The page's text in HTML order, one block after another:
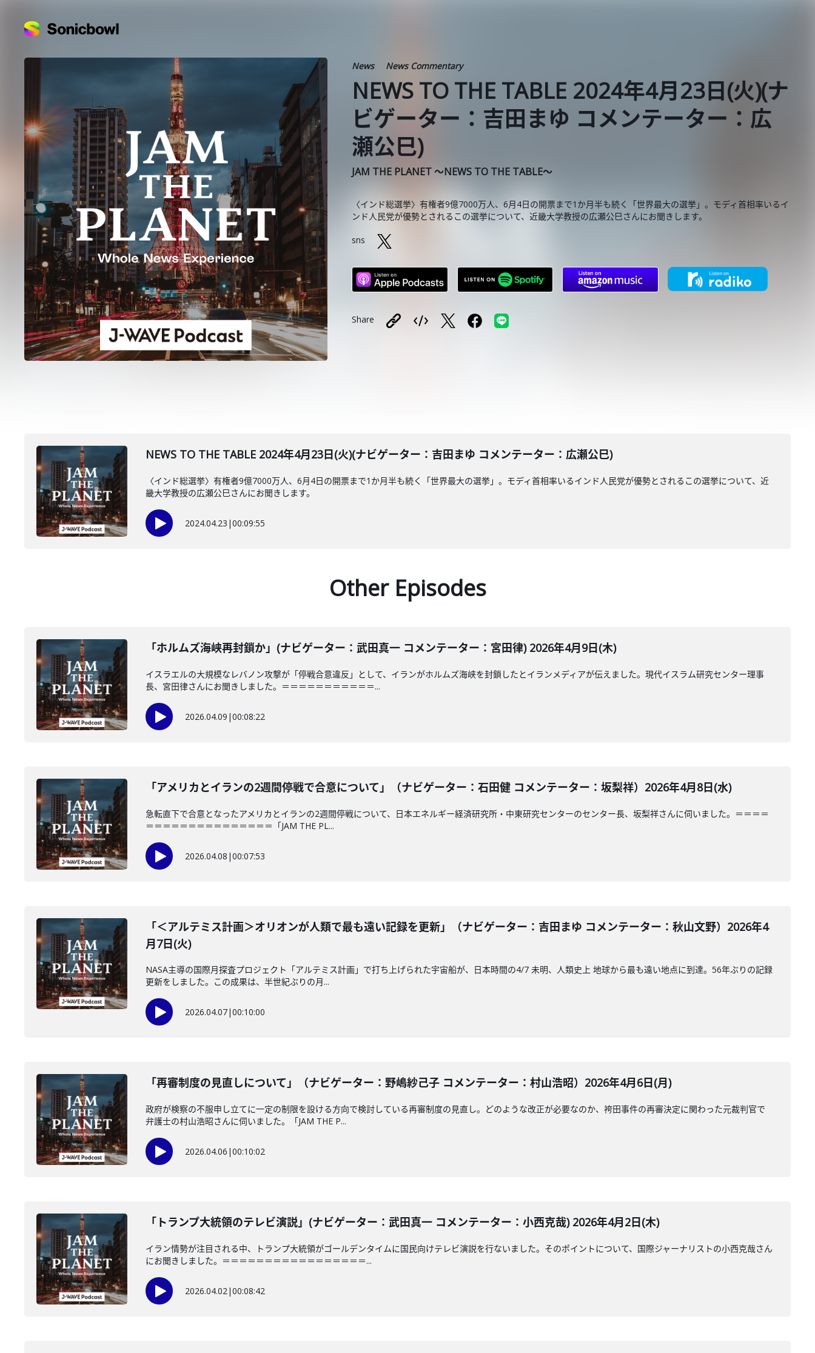
News News Commentary
NEWS TO THE TABLE 2024年4月23日(火)(ナ
ビゲーター：吉田まゆ コメンテーター：広
瀬公巳)
JAM THE PLANET ～NEWS TO THE TABLE～
〈インド総選挙〉有権者9億7000万人、6月4日の開票まで1か月半も続く「世界最大の選挙」。モディ首相率いるイ
ンド人民党が優勢とされるこの選挙について、近畿大学教授の広瀬公巳さんにお聞きします。
sns
Share
NEWS TO THE TABLE 2024年4月23日(火)(ナビゲーター：吉田まゆ コメンテーター：広瀬公巳)
〈インド総選挙〉有権者9億7000万人、6月4日の開票まで1か月半も続く「世界最大の選挙」。モディ首相率いるインド人民党が優勢とされるこの選挙について、近
畿大学教授の広瀬公巳さんにお聞きします。
2024.04.23 |00:09:55
Other Episodes
「ホルムズ海峡再封鎖か」(ナビゲーター：武田真一 コメンテーター：宮田律) 2026年4月9日(木)
イスラエルの大規模なレバノン攻撃が「停戦合意違反」として、イランがホルムズ海峡を封鎖したとイランメディアが伝えました。現代イスラム研究センター理事
長、宮田律さんにお聞きしました。＝＝＝＝＝＝＝＝＝＝＝...
2026.04.09 |00:08:22
「アメリカとイランの2週間停戦で合意について」（ナビゲーター：石田健 コメンテーター：坂梨祥）2026年4月8日(水)
急転直下で合意となったアメリカとイランの2週間停戦について、日本エネルギー経済研究所・中東研究センターのセンター長、坂梨祥さんに伺いました。＝＝＝＝
＝＝＝＝＝＝＝＝＝＝＝＝＝＝＝「JAM THE PL...
2026.04.08 |00:07:53
「＜アルテミス計画＞オリオンが人類で最も遠い記録を更新」（ナビゲーター：吉田まゆ コメンテーター：秋山文野）2026年4
月7日(火)
NASA主導の国際月探査プロジェクト「アルテミス計画」で打ち上げられた宇宙船が、日本時間の4/7 未明、人類史上 地球から最も遠い地点に到達。56年ぶりの記録
更新をしました。この成果は、半世紀ぶりの月...
2026.04.07|00:10:00
「再審制度の見直しについて」（ナビゲーター：野嶋紗己子 コメンテーター：村山浩昭）2026年4月6日(月)
政府が検察の不服申し立てに一定の制限を設ける方向で検討している再審制度の見直し。どのような改正が必要なのか、袴田事件の再審決定に関わった元裁判官で
弁護士の村山浩昭さんに伺いました。「JAM THE P...
2026.04.06 |00:10:02
「トランプ大統領のテレビ演説」(ナビゲーター：武田真一 コメンテーター：小西克哉) 2026年4月2日(木)
イラン情勢が注目される中、トランプ大統領がゴールデンタイムに国民向けテレビ演説を行ないました。そのポイントについて、国際ジャーナリストの小西克哉さん
にお聞きしました。＝＝＝＝＝＝＝＝＝＝＝＝＝＝＝＝＝...
2026.04.02|00:08:42